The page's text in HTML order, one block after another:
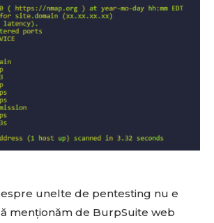
unelte de pentesting nu e
menționăm de BurpSuite web